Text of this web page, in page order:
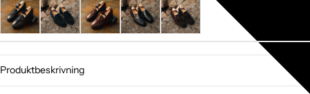
Produktbeskrivning